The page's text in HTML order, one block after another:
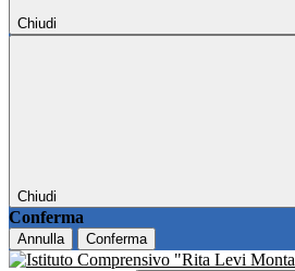
Chiudi
Chiudi
Conferma
Annulla Conferma